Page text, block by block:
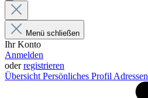
Menü schließen
Ihr Konto
Anmelden
oderregistrieren
Übersicht Persönliches Profil Adressen